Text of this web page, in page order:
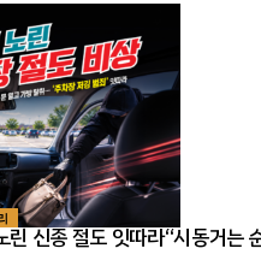
린 신종 절도 잇따라“시동거는